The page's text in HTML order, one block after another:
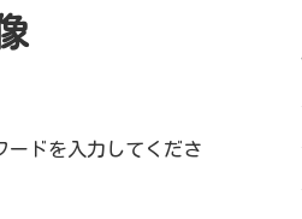
ードを入力してくださ